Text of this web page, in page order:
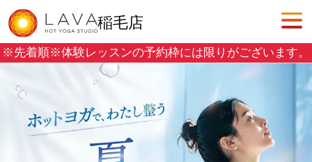
稲毛店
※先着順※体験レッスンの予約枠には限りがございます。